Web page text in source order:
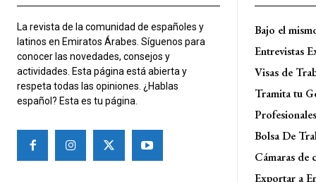
La revista de la comunidad de españoles y
latinos en Emiratos Árabes. Síguenos para
conocer las novedades, consejos y
actividades. Esta página está abierta y
respeta todas las opiniones. ¿Hablas
español? Esta es tu página.
Bajo el
Entrevistas
Visas de
Tramita tu
Bolsa De
Cámaras de
Exportar a